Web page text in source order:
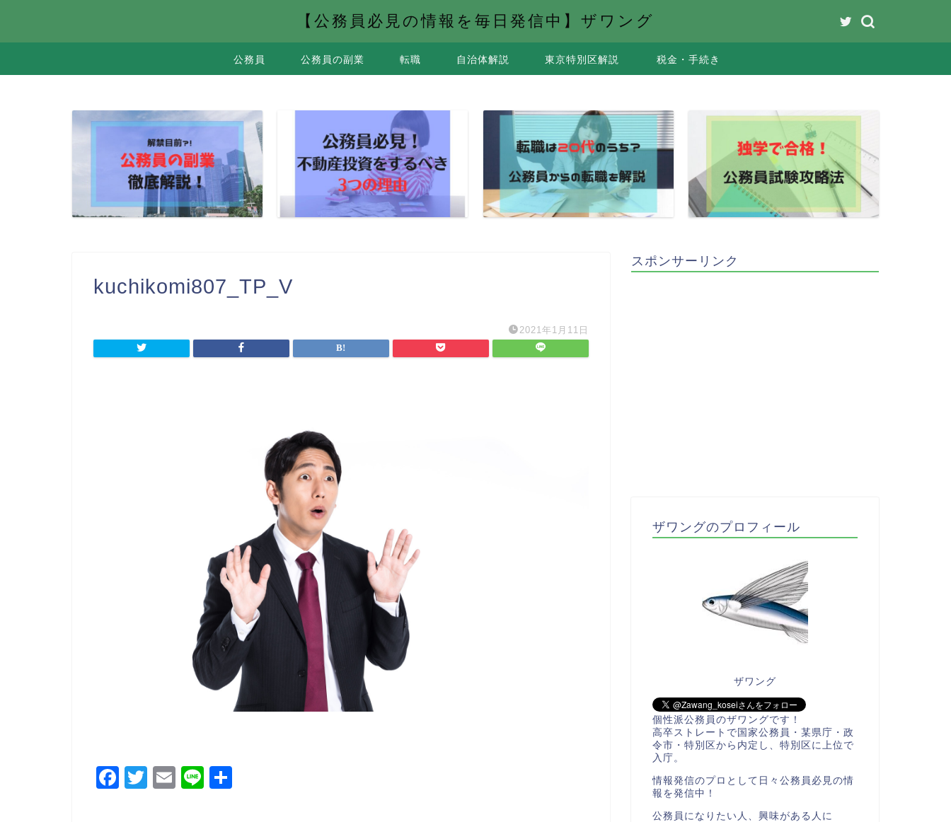
【公務員必見の情報を毎日発信中】ザワング
公務員 公務員の副業 転職 自治体解説 東京特別区解説 税金・手続き
kuchikomi807_TP_V
2021年1月11日
F
T
E
Li
スポンサーリンク
ザワングのプロフィール
ザワング
個性派公務員のザワングです！
高卒ストレートで国家公務員・某県庁・政
令市・特別区から内定し、特別区に上位で
入庁。
情報発信のプロとして日々公務員必見の情
報を発信中！
公務員になりたい人、興味がある人に